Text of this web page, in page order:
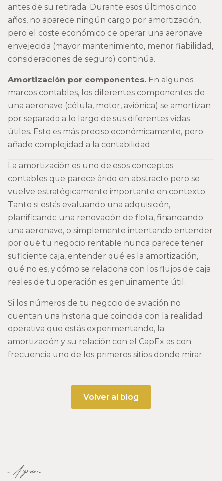
antes de su retirada. Durante esos últimos cinco
años, no aparece ningún cargo por amortización,
pero el coste económico de operar una aeronave
envejecida (mayor mantenimiento, menor fiabilidad,
consideraciones de seguro) continúa.
Amortización por componentes. En algunos
marcos contables, los diferentes componentes de
una aeronave (célula, motor, aviónica) se amortizan
por separado a lo largo de sus diferentes vidas
útiles. Esto es más preciso económicamente, pero
añade complejidad a la contabilidad.
La amortización es uno de esos conceptos
contables que parece árido en abstracto pero se
vuelve estratégicamente importante en contexto.
Tanto si estás evaluando una adquisición,
planificando una renovación de flota, financiando
una aeronave, o simplemente intentando entender
por qué tu negocio rentable nunca parece tener
suficiente caja, entender qué es la amortización,
qué no es, y cómo se relaciona con los flujos de caja
reales de tu operación es genuinamente útil.
Si los números de tu negocio de aviación no
cuentan una historia que coincida con la realidad
operativa que estás experimentando, la
amortización y su relación con el CapEx es con
frecuencia uno de los primeros sitios donde mirar.
Volver al blog
Ayram